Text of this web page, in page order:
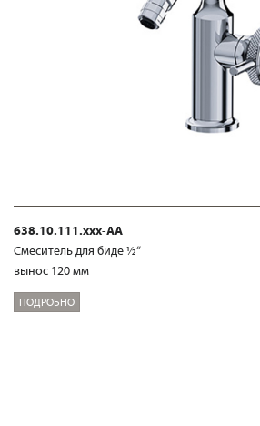
638.10.111.xxx-AA
Смеситель для биде ½“
вынос 120 мм
ПОДРОБНО